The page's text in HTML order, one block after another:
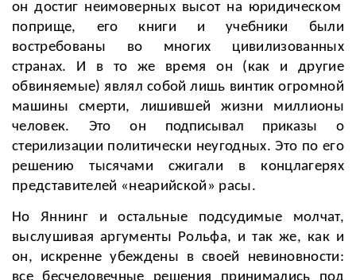
он достиг неимоверных высот на юридическом
поприще, его книги и учебники были
востребованы во многих цивилизованных
странах. И в то же время он (как и другие
обвиняемые) являл собой лишь винтик огромной
машины смерти, лишившей жизни миллионы
человек. Это он подписывал приказы о
стерилизации политически неугодных. Это по его
решению тысячами сжигали в концлагерях
представителей «неарийской» расы.
Но Яннинг и остальные подсудимые молчат,
выслушивая аргументы Рольфа, и так же, как и
он, искренне убеждены в своей невиновности: